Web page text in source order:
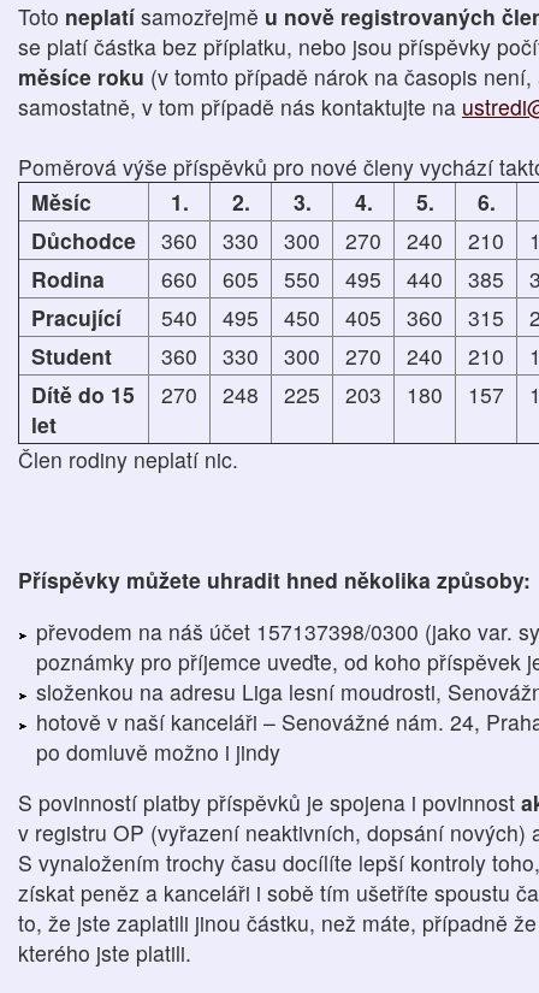
Toto neplatí samozřejmě u nově registrovaných
se platí částka bez příplatku, nebo jsou příspěvky
měsíce roku (v tomto případě nárok na časopis
samostatně, v tom případě nás kontaktujte na
Poměrová výše příspěvků pro nové členy vychází
Měsíc
1. 2. 3. 4. 5. 6.
Důchodce
360 330 300 270 240 210
Rodina
660 605 550 495 440 385
Pracující
540 495 450 405 360 315
Student
360 330 300 270 240 210
Dítě do 15
let
270 248 225 203 180 157
Člen rodiny neplatí nic.
Příspěvky můžete uhradit hned několika způsoby:
převodem na náš účet 157137398/0300 (jako var.
poznámky pro příjemce uveďte, od koho příspěvek
složenkou na adresu Liga lesní moudrosti,
hotově v naší kanceláři – Senovážné nám. 24,
po domluvě možno i jindy
S povinností platby příspěvků je spojena i povinnost
v registru OP (vyřazení neaktivních, dopsání nových)
S vynaložením trochy času docílíte lepší kontroly
získat peněz a kanceláři i sobě tím ušetříte spoustu
to, že jste zaplatili jinou částku, než máte, případně
kterého jste platili.